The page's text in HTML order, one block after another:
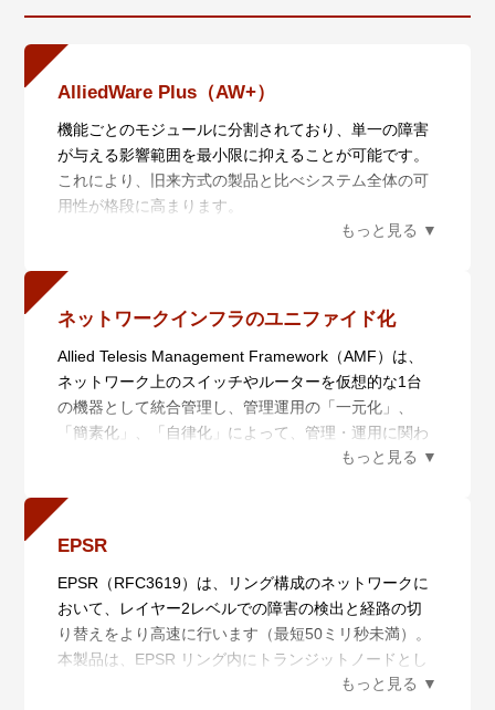
AlliedWare Plus（AW+）
機能ごとのモジュールに分割されており、単一の障害
が与える影響範囲を最小限に抑えることが可能です。
これにより、旧来方式の製品と比べシステム全体の可
用性が格段に高まります。
また、業界標準のコマンド体系に準拠し、他社製品か
と経費を大幅に削減することができます。
ネットワークインフラのユニファイド化
Allied Telesis Management Framework（AMF）は、
ネットワーク上のスイッチやルーターを仮想的な1台
の機器として統合管理し、管理運用の「一元化」、
「簡素化」、「自律化」によって、管理・運用に関わ
るコストの削減を実現するネットワーク仮想化機能で
AMF メンバーからなり、次の5 機能により、ネットワ
AMF マスターから多数のAMF メンバーを一元管理し
ます。
・ 自動構築（オートレジリエントコネクション）
AMFネットワークの自動構築およびAMFメンバーの自
EPSR
EPSR（RFC3619）は、リング構成のネットワークに
おいて、レイヤー2レベルでの障害の検出と経路の切
り替えをより高速に行います（最短50ミリ秒未満）。
本製品は、EPSR リング内にトランジットノードとし